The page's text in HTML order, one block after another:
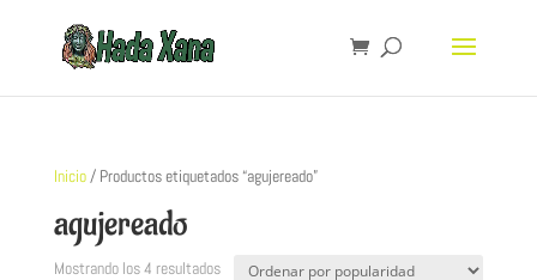
Inicio/ Productos etiquetados “agujereado”
agujereado
Mostrando los 4 resultados